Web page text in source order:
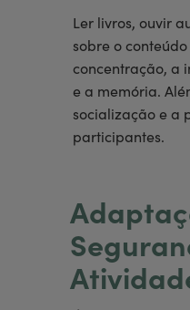
Ler livros, ouvir
sobre o
concentração, a
e a memória.
socialização e a
participantes.